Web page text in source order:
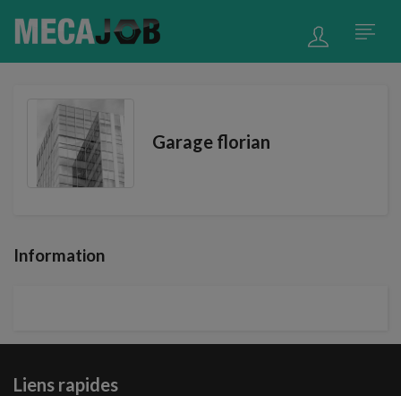
Garage florian
Information
Liens rapides